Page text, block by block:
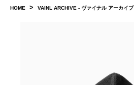
HOME > VAINL ARCHIVE - ヴァイナル アーカイブ